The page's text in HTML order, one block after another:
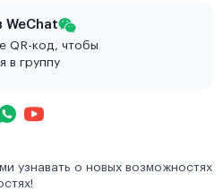
WeChat
QR-код, чтобы
в группу
узнавать о новых возможностях